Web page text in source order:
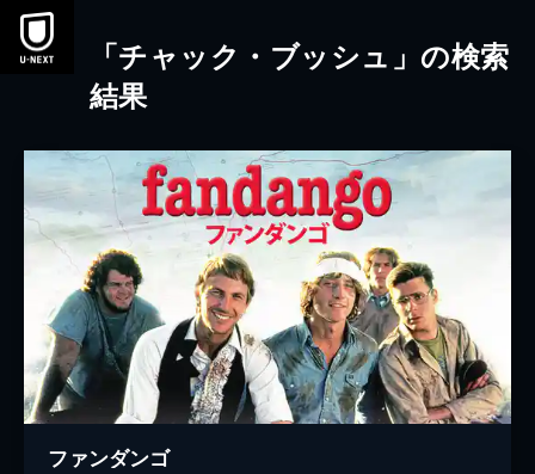
本文へスキップ
「チャック・ブッシュ」の検索
結果
ファンダンゴ